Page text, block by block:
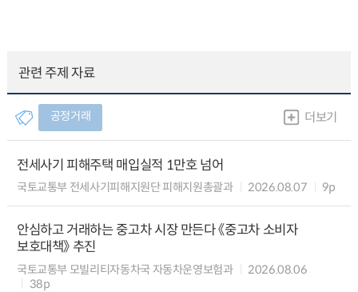
관련 주제 자료
공정거래 더보기
전세사기 피해주택 매입실적 1만호 넘어
국토교통부 전세사기피해지원단 피해지원총괄과 2026.08.07 9p
안심하고 거래하는 중고차 시장 만든다 《중고차 소비자
보호대책》 추진
국토교통부 모빌리티자동차국 자동차운영보험과
2026.08.06
38p